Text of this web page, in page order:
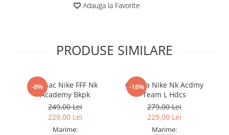
Adauga la Favorite
PRODUSE SIMILARE
-8%
Rucsac Nike FFF Nk
Academy Bkpk
249,00 Lei
229,00 Lei
Marime:
-18%
Geanta Nike Nk Acdmy
Team L Hdcs
279,00 Lei
229,00 Lei
Marime: